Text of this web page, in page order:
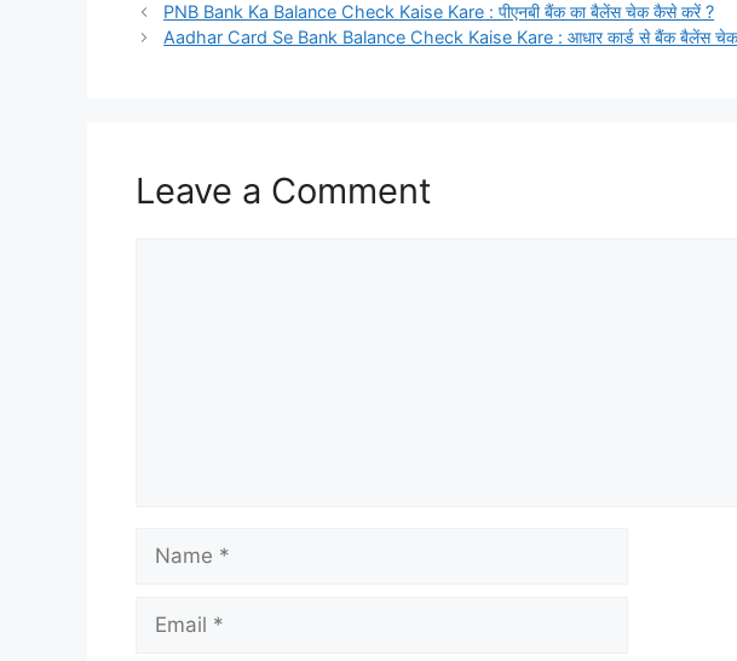
PNB Bank Ka Balance Check Kaise Kare : पीएनबी बैंक का बैलेंस चेक कैसे करें ?
Aadhar Card Se Bank Balance Check Kaise Kare : आधार कार्ड से बैंक बैलेंस
Leave a Comment
Name
Email